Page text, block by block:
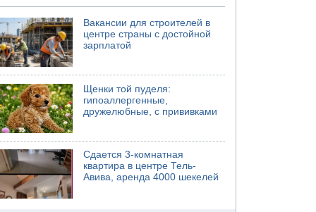
Вакансии для строителей в
центре страны с достойной
зарплатой
Щенки той пуделя:
гипоаллергенные,
дружелюбные, с прививками
Сдается 3-комнатная
квартира в центре Тель-
Авива, аренда 4000 шекелей